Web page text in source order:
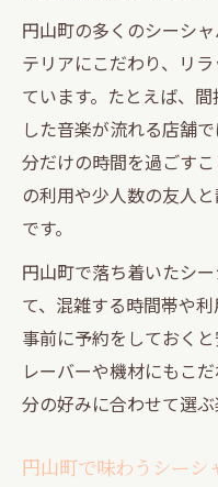
し方
神泉エリア
と交流
シーシャと神
時間提案
道玄坂でシー
喫するコツ
シーシャ初心
法
道玄坂で交流
プライベート
円山町の多くのシーシ
テリアにこだわり、リ
ています。たとえば、
した音楽が流れる店舗
分だけの時間を過ごす
の利用や少人数の友人
です。
円山町で落ち着いたシ
て、混雑する時間帯や
事前に予約をしておく
レーバーや機材にもこ
分の好みに合わせて選ぶ
円山町で味わうシーシ